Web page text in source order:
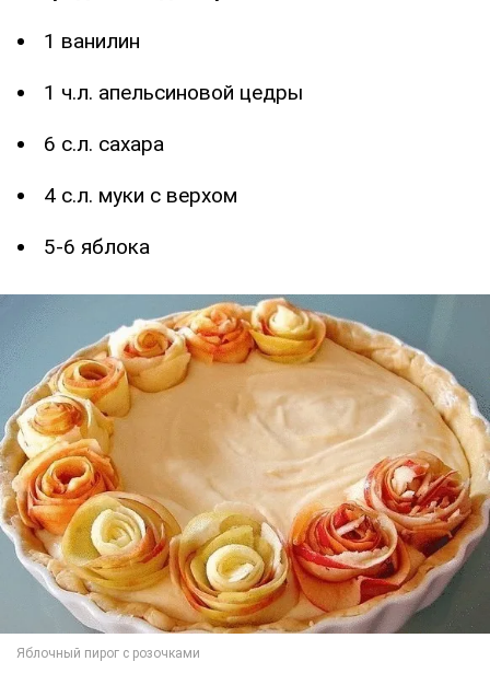
1 ванилин
1 ч.л. апельсиновой цедры
6 с.л. сахара
4 с.л. муки с верхом
5-6 яблока